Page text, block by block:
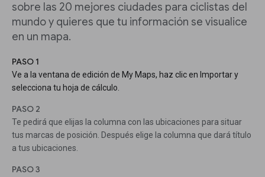
sobre las 20 mejores ciudades para ciclistas del
mundo y quieres que tu información se visualice
en un mapa.
PASO 1
Ve a la ventana de edición de My Maps, haz clic en Importar y
selecciona tu hoja de cálculo.
PASO 2
Te pedirá que elijas la columna con las ubicaciones para situar
tus marcas de posición. Después elige la columna que dará título
a tus ubicaciones.
PASO 3